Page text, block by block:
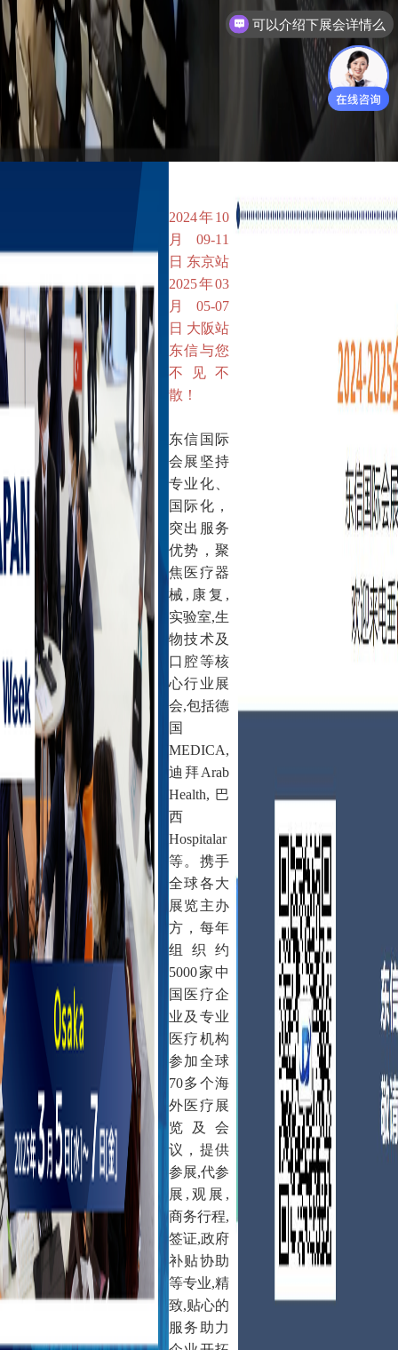
2024年10
月09-11
日 东京站
2025年03
月05-07
日 大阪站
东信与您
不见不
散！
东信国际
会展坚持
专业化、
国际化，
突出服务
优势，聚
焦医疗器
械,康复,
实验室,生
物技术及
口腔等核
心行业展
会,包括德
国
MEDICA,
迪拜Arab
Health,巴
西
Hospitalar
等。携手
全球各大
展览主办
方，每年
组织约
5000家中
国医疗企
业及专业
医疗机构
参加全球
70多个海
外医疗展
览及会
议，提供
参展,代参
展,观展,
商务行程,
签证,政府
补贴协助
等专业,精
致,贴心的
服务助力
可以介绍下展会详情么